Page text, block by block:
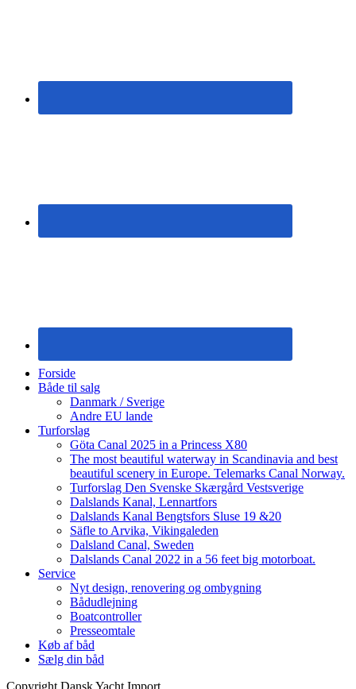
Forside
Både til salg
Danmark / Sverige
Andre EU lande
Turforslag
Göta Canal 2025 in a Princess X80
The most beautiful waterway in Scandinavia and best
beautiful scenery in Europe. Telemarks Canal Norway.
Turforslag Den Svenske Skærgård Vestsverige
Dalslands Kanal, Lennartfors
Dalslands Kanal Bengtsfors Sluse 19 &20
Säfle to Arvika, Vikingaleden
Dalsland Canal, Sweden
Dalslands Canal 2022 in a 56 feet big motorboat.
Service
Nyt design, renovering og ombygning
Bådudlejning
Boatcontroller
Presseomtale
Køb af båd
Sælg din båd
Copyright Dansk Yacht Import